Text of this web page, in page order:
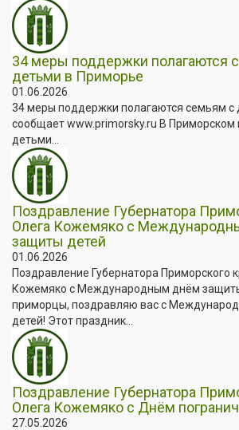
34 меры поддержки полагаются
детьми в Приморье
01.06.2026
34 меры поддержки полагаются семьям с
сообщает www.primorsky.ru В Приморском
детьми...
Поздравление Губернатора
Олега Кожемяко с
защиты детей
01.06.2026
Поздравление Губернатора Приморского
Кожемяко с Международным днём
приморцы, поздравляю вас с
детей! Этот праздник...
Поздравление Губернатора
Олега Кожемяко с Днём
27.05.2026